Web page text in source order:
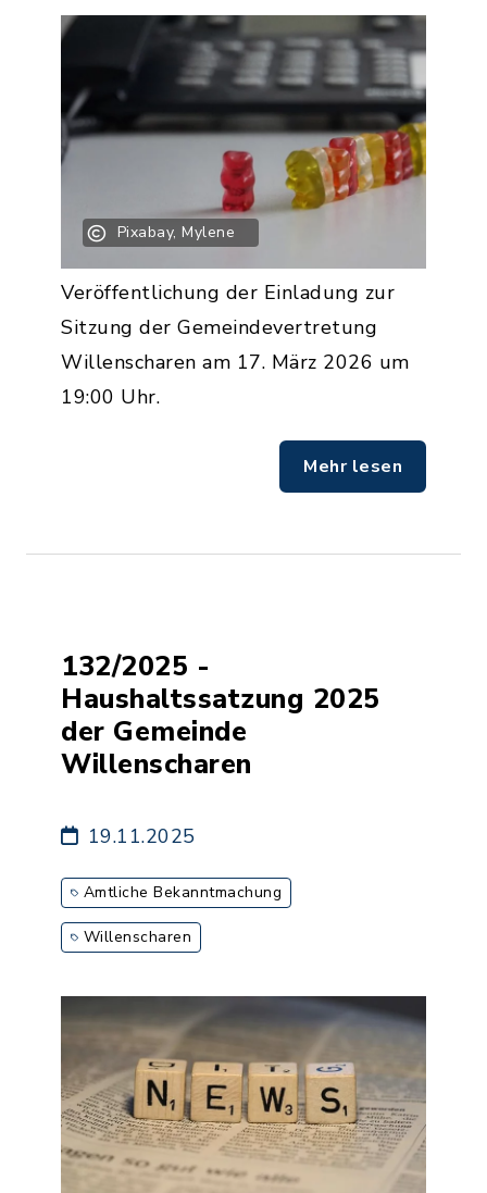
Pixabay, Mylene
Veröffentlichung der Einladung zur
Sitzung der Gemeindevertretung
Willenscharen am 17. März 2026 um
19:00 Uhr.
Mehr lesen
132/2025 -
Haushaltssatzung 2025
der Gemeinde
Willenscharen
19.11.2025
Amtliche Bekanntmachung
Willenscharen